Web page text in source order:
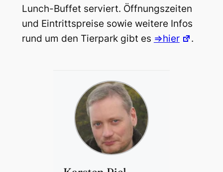
Lunch-Buffet serviert. Öffnungszeiten
und Eintrittspreise sowie weitere Infos
rund um den Tierpark gibt es =>hier .